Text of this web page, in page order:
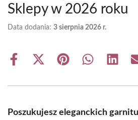
Sklepy w 2026 roku
Data dodania: 3 sierpnia 2026 r.
Share
Share
(Twitter)
Share Share Share
Poszukujesz eleganckich